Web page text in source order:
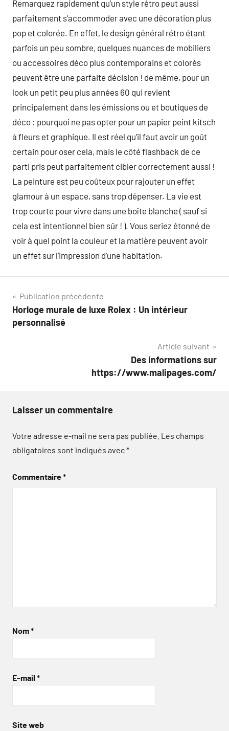
Remarquez rapidement qu’un style rétro peut aussi
parfaitement s’accommoder avec une décoration plus
pop et colorée. En effet, le design général rétro étant
parfois un peu sombre, quelques nuances de mobiliers
ou accessoires déco plus contemporains et colorés
peuvent être une parfaite décision ! de même, pour un
look un petit peu plus années 60 qui revient
principalement dans les émissions ou et boutiques de
déco : pourquoi ne pas opter pour un papier peint kitsch
à fleurs et graphique. Il est réel qu’il faut avoir un goût
certain pour oser cela, mais le côté flashback de ce
parti pris peut parfaitement cibler correctement aussi !
La peinture est peu coûteux pour rajouter un effet
glamour à un espace, sans trop dépenser. La vie est
trop courte pour vivre dans une boîte blanche ( sauf si
cela est intentionnel bien sûr ! ). Vous seriez étonné de
voir à quel point la couleur et la matière peuvent avoir
un effet sur l’impression d’une habitation.
Navigation
de
Publication précédente
Horloge murale de luxe Rolex : Un intérieur
personnalisé
Article suivant
Des informations sur
https://www.malipages.com/
Laisser un commentaire
Votre adresse e-mail ne sera pas publiée. Les champs
obligatoires sont indiqués avec*
Commentaire*
Nom*
E-mail *
Site web